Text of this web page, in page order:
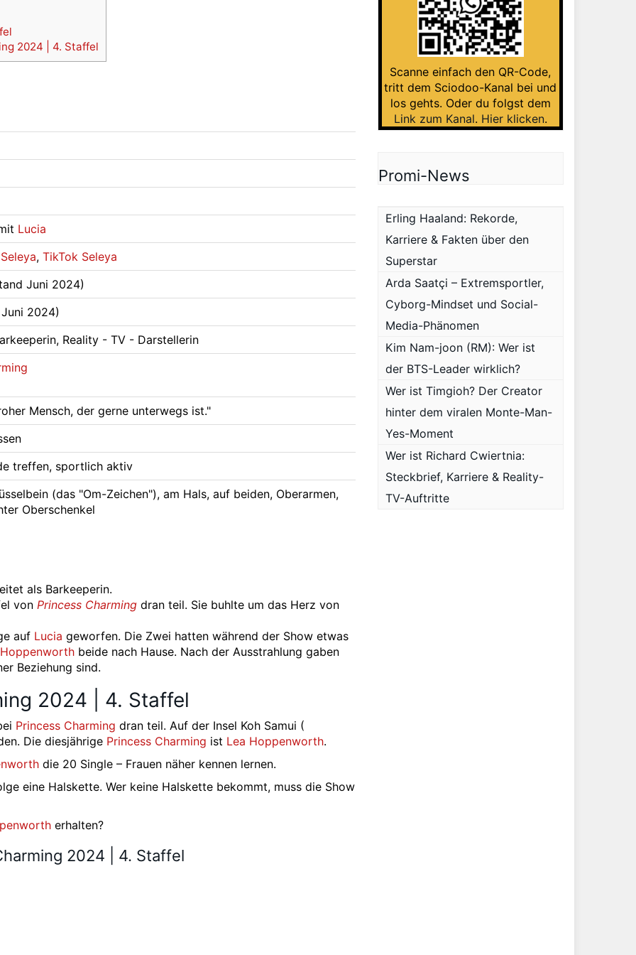
2024 | 4. Staffel
Lucia
,TikTok Seleya
Juni 2024)
2024)
Reality - TV - Darstellerin
Mensch, der gerne unterwegs ist."
treffen, sportlich aktiv
(das "Om-Zeichen"), am Hals, auf beiden, Oberarmen,
Oberschenkel
als Barkeeperin.
von Princess Charming dran teil. Sie buhlte um das Herz von
auf Lucia geworfen. Die Zwei hatten während der Show etwas
beide nach Hause. Nach der Ausstrahlung gaben
Beziehung sind.
2024 | 4. Staffel
Princess Charming dran teil. Auf der Insel Koh Samui (
Die diesjährige Princess Charming ist Lea Hoppenworth.
die 20 Single – Frauen näher kennen lernen.
eine Halskette. Wer keine Halskette bekommt, muss die Show
erhalten?
2024 | 4. Staffel
Scanne einfach den QR-Code,
tritt dem Sciodoo-Kanal bei und
los gehts. Oder du folgst dem
Link zum Kanal. Hier klicken.
Promi-News
Erling Haaland: Rekorde,
Karriere & Fakten über den
Superstar
Arda Saatçi – Extremsportler,
Cyborg-Mindset und Social-
Media-Phänomen
Kim Nam-joon (RM): Wer ist
der BTS-Leader wirklich?
Wer ist Timgioh? Der Creator
hinter dem viralen Monte-Man-
Yes-Moment
Wer ist Richard Cwiertnia:
Steckbrief, Karriere & Reality-
TV-Auftritte